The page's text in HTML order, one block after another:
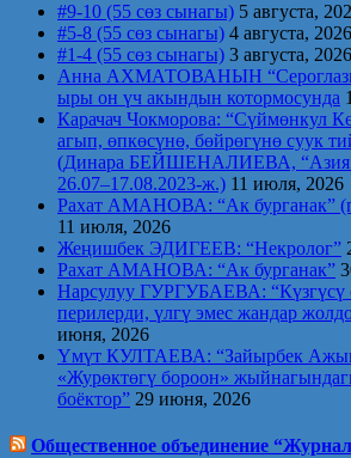
#9-10 (55 сөз сынагы) 5 августа,
#5-8 (55 сөз сынагы) 4 августа, 2026
#1-4 (55 сөз сынагы) 3 августа, 2026
Анна АХМАТОВАНЫН
ыры он үч акындын котормосунда
Карачач Чокморова: “Сүймөнкул
агып, өпкөсүнө, бөйрөгүнө суук
(Динара БЕЙШЕНАЛИЕВА, “Азия
26.07–17.08.2023-ж.) 11 июля, 2026
Рахат АМАНОВА: “Ак бурганак”
11 июля, 2026
Жеңишбек ЭДИГЕЕВ: “Некролог”
Рахат АМАНОВА: “Ак бурганак”
Нарсулуу ГУРГУБАЕВА: “Күзгүсү
перилерди, үлгү эмес жандар
июня, 2026
Үмүт КУЛТАЕВА: “Зайырбек
«Журөктөгү бороон»
боёктор” 29 июня, 2026
Общественное объединение